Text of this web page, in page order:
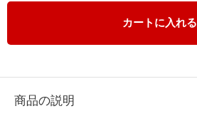
カートに入れる
商品の説明